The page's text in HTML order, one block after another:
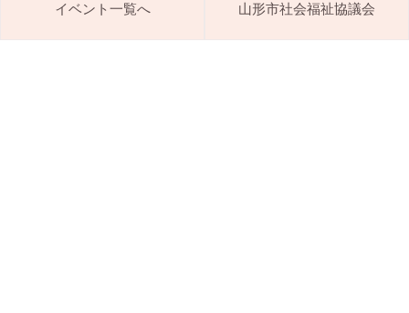
イベント一覧へ 山形市社会福祉協議会